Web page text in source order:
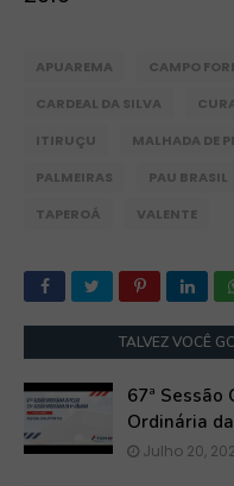
APUAREMA CAMPO
CARDEAL DA SILVA
ITIRUÇU
MALHADA DE
PALMEIRAS
PAU BRASIL
TAPEROÁ
VALENTE
TALVEZ VOCÊ
67ª Sessão
Ordinária
Julho 20,